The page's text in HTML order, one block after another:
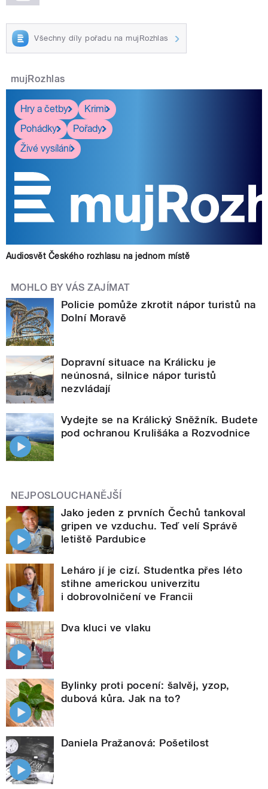
Všechny díly pořadu na mujRozhlas
mujRozhlas
Hry a četby
Krimi
Pohádky
Pořady
Živé vysílání
Audiosvět Českého rozhlasu na jednom místě
MOHLO BY VÁS ZAJÍMAT
Policie pomůže zkrotit nápor turistů na
Dolní Moravě
Dopravní situace na Králicku je
neúnosná, silnice nápor turistů
nezvládají
Vydejte se na Králický Sněžník. Budete
pod ochranou Krulišáka a Rozvodnice
NEJPOSLOUCHANĚJŠÍ
Jako jeden z prvních Čechů tankoval
gripen ve vzduchu. Teď velí Správě
letiště Pardubice
Leháro jí je cizí. Studentka přes léto
stihne americkou univerzitu
i dobrovolničení ve Francii
Dva kluci ve vlaku
Bylinky proti pocení: šalvěj, yzop,
dubová kůra. Jak na to?
Daniela Pražanová: Pošetilost